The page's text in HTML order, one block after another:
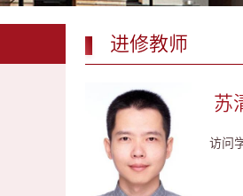
进修教师
苏
访问